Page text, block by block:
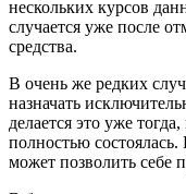
нескольких курсов
случается уже после
средства.
В очень же редких
назначать
делается это уже
полностью
может позволить себе